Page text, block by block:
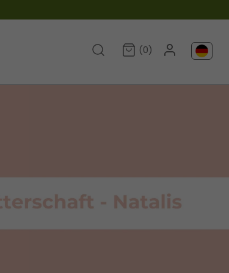
(0)